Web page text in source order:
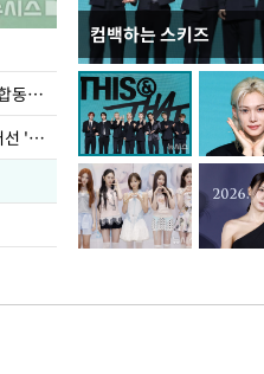
더불어민주당 당대표·최고위원 후보 합동연설회
주택용지 검토 알려지자... 신속히 늘어선 '근조화환'
컴백하는 스키즈
이번주 국회에는 무